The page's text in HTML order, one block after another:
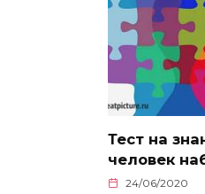
Тест на
человек
24/06/2020